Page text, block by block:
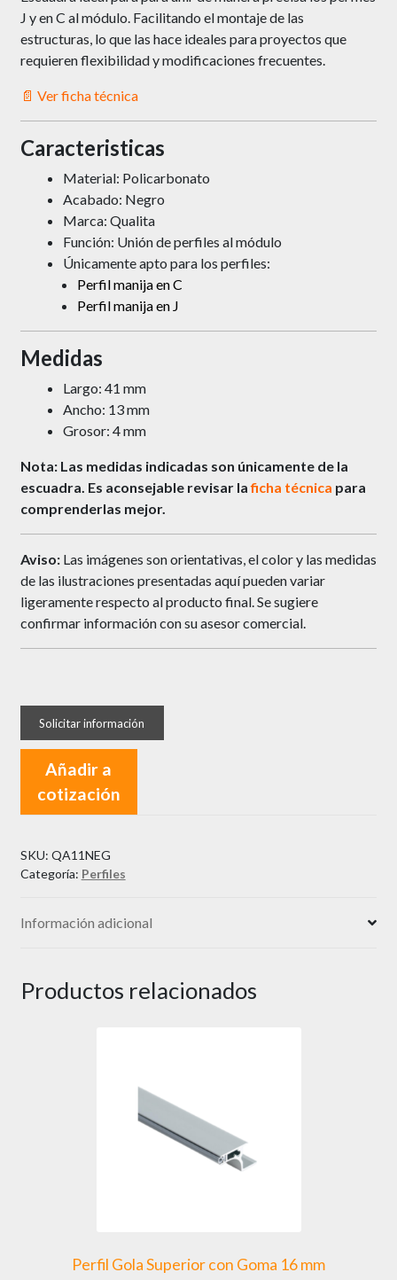
J y en C al módulo. Facilitando el montaje de las
estructuras, lo que las hace ideales para proyectos que
requieren flexibilidad y modificaciones frecuentes.
📄 Ver ficha técnica
Caracteristicas
Material: Policarbonato
Acabado: Negro
Marca: Qualita
Función: Unión de perfiles al módulo
Únicamente apto para los perfiles:
Perfil manija en C
Perfil manija en J
Medidas
Largo: 41 mm
Ancho: 13 mm
Grosor: 4 mm
Nota: Las medidas indicadas son únicamente de la
escuadra. Es aconsejable revisar laficha técnica para
comprenderlas mejor.
Aviso:Las imágenes son orientativas, el color y las medidas
de las ilustraciones presentadas aquí pueden variar
ligeramente respecto al producto final. Se sugiere
confirmar información con su asesor comercial.
Añadir a
cotización
SKU: QA11NEG
Categoría: Perfiles
Información adicional
Productos relacionados
Perfil Gola Superior con Goma 16 mm